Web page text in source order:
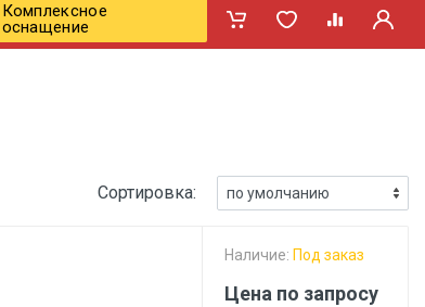
Комплексное
оснащение
Сортировка:
Наличие: Под заказ
Цена по запросу